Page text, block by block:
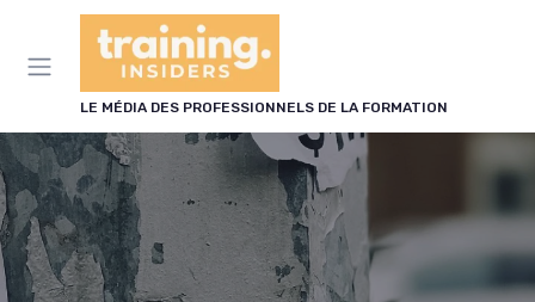
LE MÉDIA DES PROFESSIONNELS DE LA FORMATION
Panneau de gestion des cookies